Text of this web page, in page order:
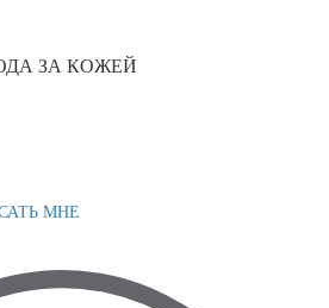
ЗА КОЖЕЙ
МНЕ